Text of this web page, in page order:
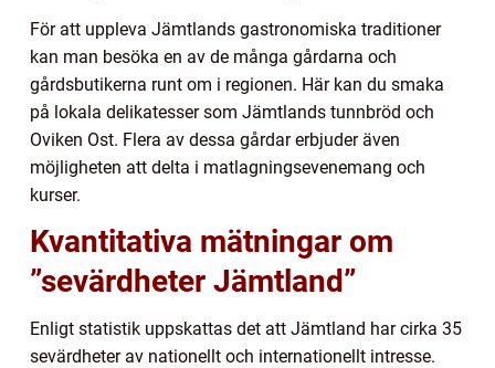
För att uppleva Jämtlands gastronomiska traditioner
kan man besöka en av de många gårdarna och
gårdsbutikerna runt om i regionen. Här kan du smaka
på lokala delikatesser som Jämtlands tunnbröd och
Oviken Ost. Flera av dessa gårdar erbjuder även
möjligheten att delta i matlagningsevenemang och
kurser.
Kvantitativa mätningar om
”sevärdheter Jämtland”
Enligt statistik uppskattas det att Jämtland har cirka 35
sevärdheter av nationellt och internationellt intresse.